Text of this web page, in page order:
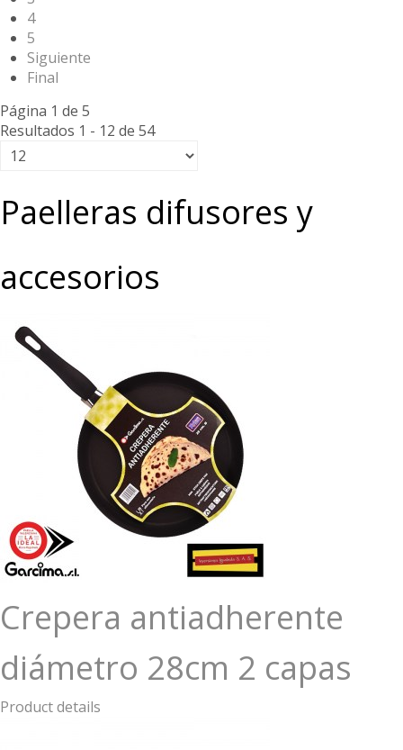
4
5
Siguiente
Final
Página 1 de 5
Resultados 1 - 12 de 54
Paelleras difusores y
accesorios
Crepera antiadherente
diámetro 28cm 2 capas
Product details